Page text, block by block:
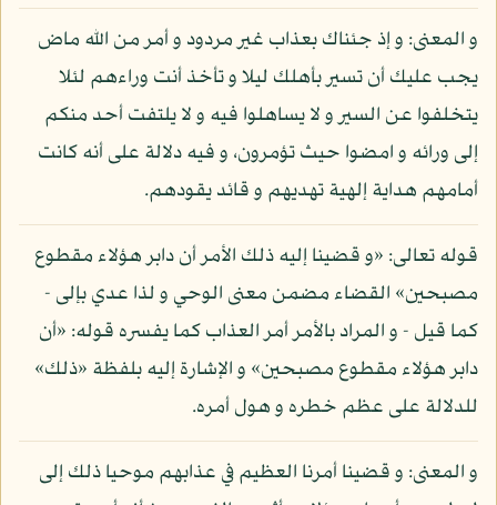
و المعنى: و إذ جئناك بعذاب غير مردود و أمر من الله ماض
يجب عليك أن تسير بأهلك ليلا و تأخذ أنت وراءهم لئلا
يتخلفوا عن السير و لا يساهلوا فيه و لا يلتفت أحد منكم
إلى ورائه و امضوا حيث تؤمرون، و فيه دلالة على أنه كانت
أمامهم هداية إلهية تهديهم و قائد يقودهم.
قوله تعالى: «و قضينا إليه ذلك الأمر أن دابر هؤلاء مقطوع
مصبحين» القضاء مضمن معنى الوحي و لذا عدي بإلى -
كما قيل - و المراد بالأمر أمر العذاب كما يفسره قوله: «أن
دابر هؤلاء مقطوع مصبحين» و الإشارة إليه بلفظة «ذلك»
للدلالة على عظم خطره و هول أمره.
و المعنى: و قضينا أمرنا العظيم في عذابهم موحيا ذلك إلى